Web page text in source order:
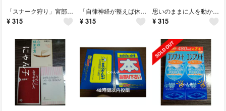
「スナーク狩り」宮部 みゆき
¥ 315
「自律神経が整えば休まなくても絶好調」小林 弘幸
¥ 315
思いのままに人を動かす 心理学入門 渋谷昌三
¥ 315